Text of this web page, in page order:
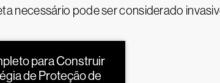
necessário pode ser considerado
para Construir
de Proteção de